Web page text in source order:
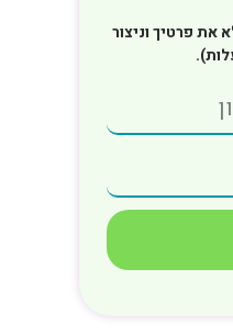
פרטיך וניצור